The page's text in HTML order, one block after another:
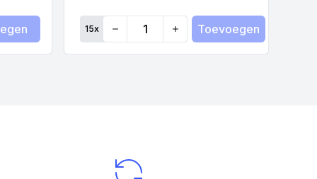
15x
Quantity
Toevoegen